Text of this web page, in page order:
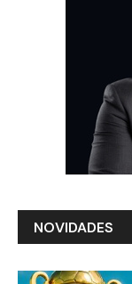
NOVIDADES